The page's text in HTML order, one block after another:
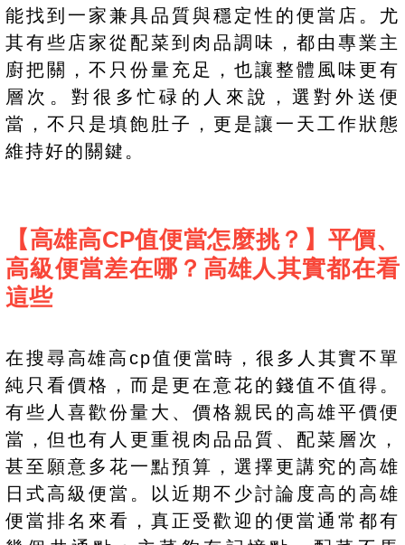
能找到一家兼具品質與穩定性的便當店。尤
其有些店家從配菜到肉品調味，都由專業主
廚把關，不只份量充足，也讓整體風味更有
層次。對很多忙碌的人來說，選對外送便
當，不只是填飽肚子，更是讓一天工作狀態
維持好的關鍵。
【高雄高CP值便當怎麼挑？】平價、
高級便當差在哪？高雄人其實都在看
這些
在搜尋高雄高cp值便當時，很多人其實不單
純只看價格，而是更在意花的錢值不值得。
有些人喜歡份量大、價格親民的高雄平價便
當，但也有人更重視肉品品質、配菜層次，
甚至願意多花一點預算，選擇更講究的高雄
日式高級便當。以近期不少討論度高的高雄
便當排名來看，真正受歡迎的便當通常都有